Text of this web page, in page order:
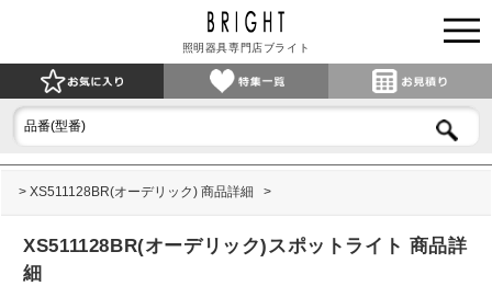
照明器具専門店ブライト
XS511128BR(オーデリック) 商品詳細
XS511128BR(オーデリック)スポットライト 商品詳
細